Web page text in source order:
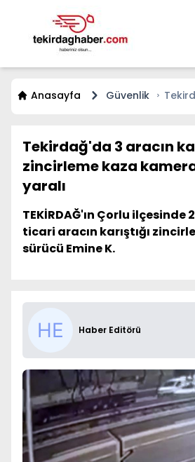
Anasayfa Güvenlik
Tekirdağ'da 3 aracın
zincirleme kaza
yaralı
TEKİRDAĞ'ın Çorlu ilçesinde
ticari aracın karıştığı
sürücü Emine K.
Haber Editörü